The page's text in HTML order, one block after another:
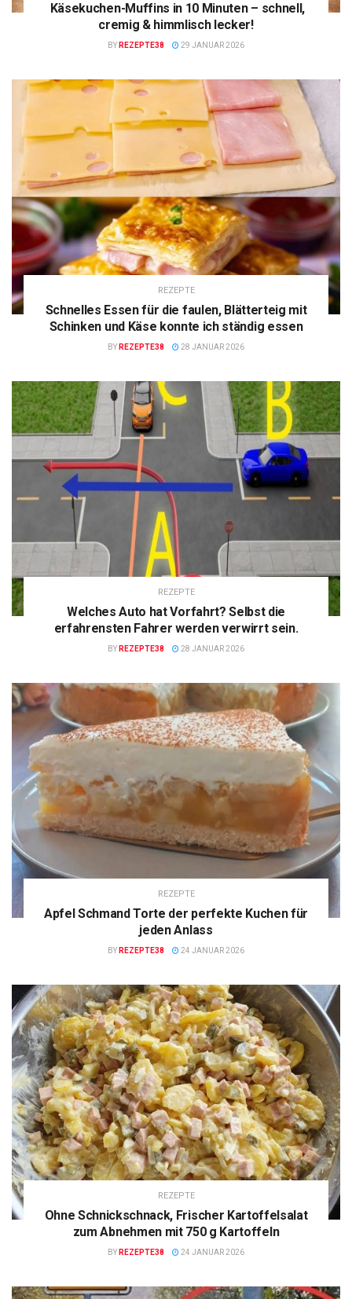
Käsekuchen-Muffins in 10 Minuten – schnell,
cremig & himmlisch lecker!
BY REZEPTE38 29 JANUAR 2026
REZEPTE
Schnelles Essen für die faulen, Blätterteig mit
Schinken und Käse konnte ich ständig essen
BY REZEPTE38 28 JANUAR 2026
REZEPTE
Welches Auto hat Vorfahrt? Selbst die
erfahrensten Fahrer werden verwirrt sein.
BY REZEPTE38 28 JANUAR 2026
REZEPTE
Apfel Schmand Torte der perfekte Kuchen für
jeden Anlass
BY REZEPTE38 24 JANUAR 2026
REZEPTE
Ohne Schnickschnack, Frischer Kartoffelsalat
zum Abnehmen mit 750 g Kartoffeln
BY REZEPTE38 24 JANUAR 2026